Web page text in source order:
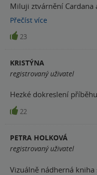
Miluji ztvárnění Cardana
bych si je představovala
životě. Moc pěkná,
Přečíst více
23
KRISTÝNA
registrovaný uživatel
Hezké dokreslení
22
PETRA HOLKOVÁ
registrovaný uživatel
Vizuálně nádherná